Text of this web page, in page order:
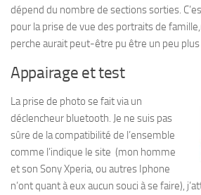
dépend du nombre de sections sorties.
pour la prise de vue des portraits de
perche aurait peut-être pu être un peu plus
Appairage et test
La prise de photo se fait via un
déclencheur bluetooth. Je ne suis pas
sûre de la compatibilité de l’ensemble
comme l’indique le site (mon homme
et son Sony Xperia, ou autres Iphone
n’ont quant à eux aucun souci à se faire),